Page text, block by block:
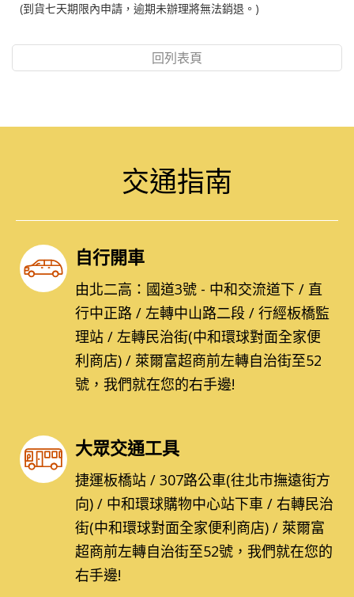
(到貨七天期限內申請，逾期未辦理將無法銷退。)
回列表頁
交通指南
自行開車
由北二高：國道3號 - 中和交流道下 / 直
行中正路 / 左轉中山路二段 / 行經板橋監
理站 / 左轉民治街(中和環球對面全家便
利商店) / 萊爾富超商前左轉自治街至52
號，我們就在您的右手邊!
大眾交通工具
捷運板橋站 / 307路公車(往北市撫遠街方
向) / 中和環球購物中心站下車 / 右轉民治
街(中和環球對面全家便利商店) / 萊爾富
超商前左轉自治街至52號，我們就在您的
右手邊!